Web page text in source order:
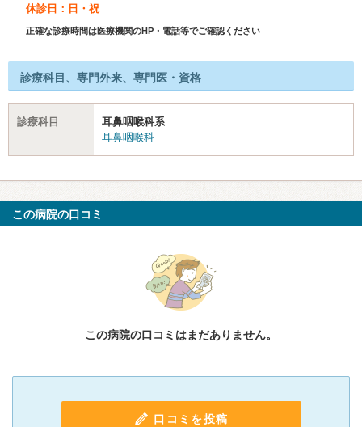
休診日：日・祝
正確な診療時間は医療機関のHP・電話等でご確認ください
診療科目、専門外来、専門医・資格
診療科目
耳鼻咽喉科系
耳鼻咽喉科
この病院の口コミ
この病院の口コミはまだありません。
口コミを投稿